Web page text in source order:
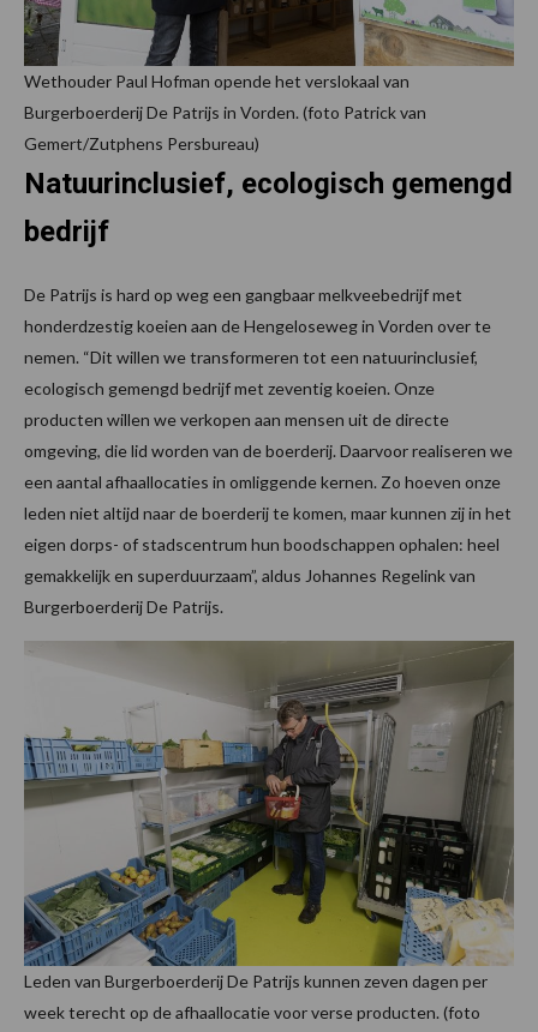
Wethouder Paul Hofman opende het verslokaal van
Burgerboerderij De Patrijs in Vorden. (foto Patrick van
Gemert/Zutphens Persbureau)
Natuurinclusief, ecologisch gemengd
bedrijf
De Patrijs is hard op weg een gangbaar melkveebedrijf met
honderdzestig koeien aan de Hengeloseweg in Vorden over te
nemen. “Dit willen we transformeren tot een natuurinclusief,
ecologisch gemengd bedrijf met zeventig koeien. Onze
producten willen we verkopen aan mensen uit de directe
omgeving, die lid worden van de boerderij. Daarvoor realiseren we
een aantal afhaallocaties in omliggende kernen. Zo hoeven onze
leden niet altijd naar de boerderij te komen, maar kunnen zij in het
eigen dorps- of stadscentrum hun boodschappen ophalen: heel
gemakkelijk en superduurzaam”, aldus Johannes Regelink van
Burgerboerderij De Patrijs.
Leden van Burgerboerderij De Patrijs kunnen zeven dagen per
week terecht op de afhaallocatie voor verse producten. (foto